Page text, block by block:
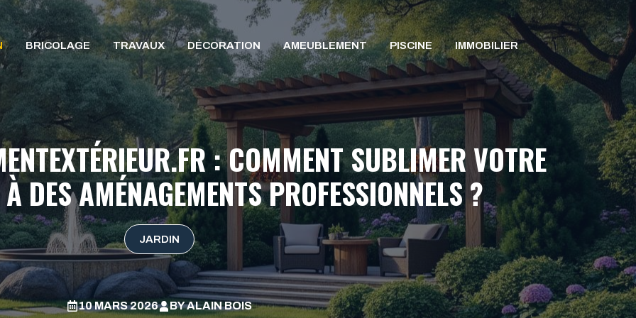
BRICOLAGE TRAVAUX DÉCORATION AMEUBLEMENT PISCINE IMMOBILIER
: COMMENT SUBLIMER VOTRE
DES AMÉNAGEMENTS PROFESSIONNELS ?
JARDIN
10 MARS 2026 BYALAIN BOIS